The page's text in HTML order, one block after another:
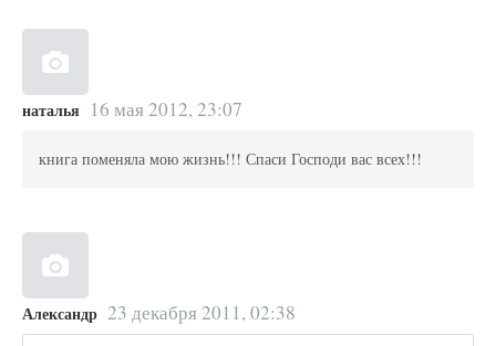
наталья 16 мая 2012, 23:07
книга поменяла мою жизнь!!! Спаси Господи вас всех!!!
Александр 23 декабря 2011, 02:38